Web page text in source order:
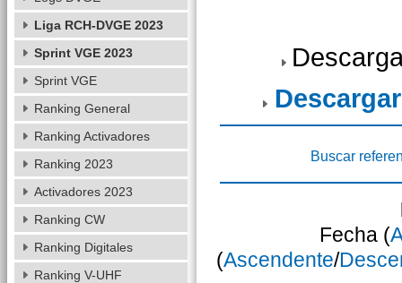
Buscar
Fecha (
(Ascendente/
Liga RCH-DVGE 2023
Sprint VGE 2023
Sprint VGE
Ranking General
Ranking Activadores
Ranking 2023
Activadores 2023
Ranking CW
Ranking Digitales
Ranking V-UHF